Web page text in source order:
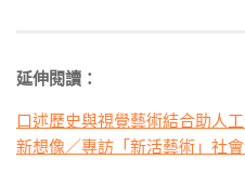
延伸閱讀：
口述歷史與視覺藝術結合助人
新想像／專訪「新活藝術」社